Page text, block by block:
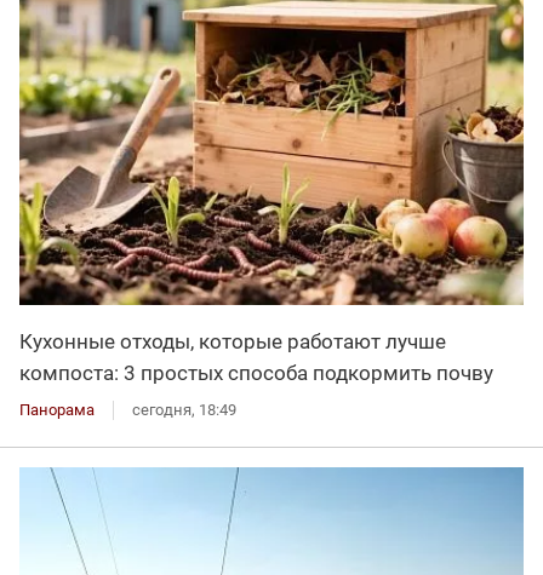
Кухонные отходы, которые работают лучше
компоста: 3 простых способа подкормить почву
Панорама сегодня, 18:49